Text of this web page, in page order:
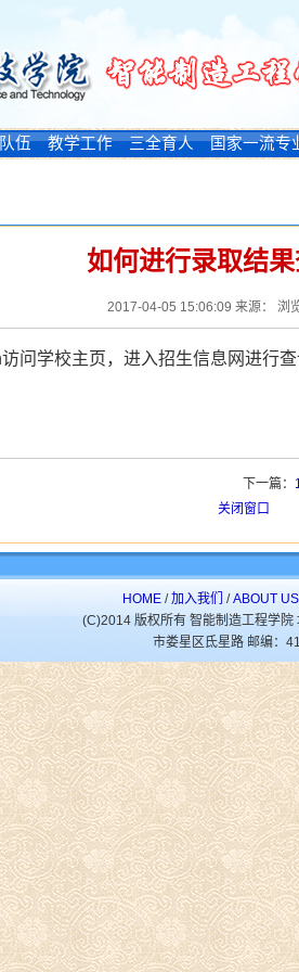
伍 教学工作 三全育人 国家一流专
如何进行录取结果
2017-04-05 15:06:09 来源： 浏览
访问学校主页，进入招生信息网进行
下一篇：
关闭窗口
HOME /加入我们 /ABOUT US
(C)2014 版权所有 智能制造工程学院
市娄星区氐星路 邮编：